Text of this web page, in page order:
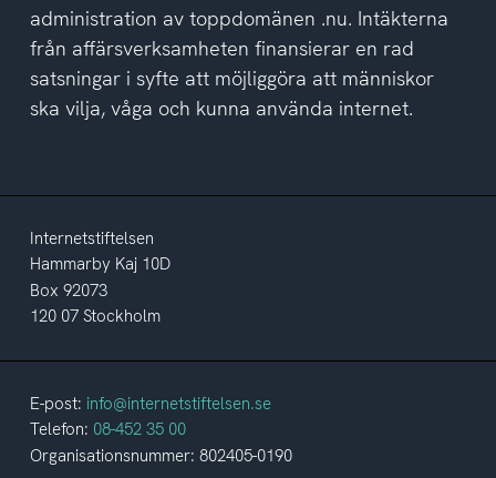
administration av toppdomänen .nu. Intäkterna
från affärsverksamheten finansierar en rad
satsningar i syfte att möjliggöra att människor
ska vilja, våga och kunna använda internet.
Internetstiftelsen
Hammarby Kaj 10D
Box 92073
120 07 Stockholm
E-post: info@internetstiftelsen.se
Telefon: 08-452 35 00
Organisationsnummer: 802405-0190